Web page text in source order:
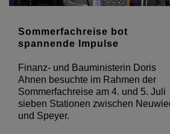
Sommerfachreise bot
Finanz- und Bauministerin Doris
Sommerfachreise am 4. und 5. Juli
sieben Stationen zwischen Neuwied
und Speyer.